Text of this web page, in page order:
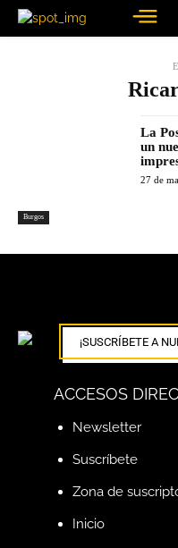
Burgos
La
un
27 de
¡SUSCRÍBETE A
ACCESOS
Newsletter
Suscríbete
Zona de
Inicio